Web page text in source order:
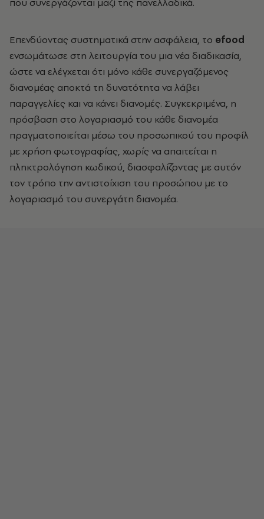
Επενδύοντας συστηματικά στην ασφάλεια, το efood
ενσωμάτωσε στη λειτουργία του μια νέα διαδικασία,
ώστε να ελέγχεται ότι μόνο κάθε συνεργαζόμενος
διανομέας αποκτά τη δυνατότητα να λάβει
παραγγελίες και να κάνει διανομές. Συγκεκριμένα, η
πρόσβαση στο λογαριασμό του κάθε διανομέα
πραγματοποιείται μέσω του προσωπικού του προφίλ
με χρήση φωτογραφίας, χωρίς να απαιτείται η
πληκτρολόγηση κωδικού, διασφαλίζοντας με αυτόν
τον τρόπο την αντιστοίχιση του προσώπου με το
λογαριασμό του συνεργάτη διανομέα.